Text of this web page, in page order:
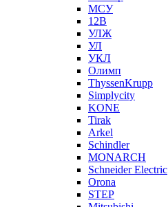
МСУ
12В
УЛЖ
УЛ
УКЛ
Олимп
ThyssenKrupp
Simplycity
KONE
Tirak
Arkel
Schindler
MONARCH
Schneider Electric
Orona
STEP